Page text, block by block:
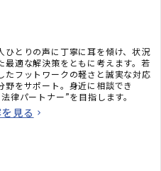
ひとりの声に丁寧に耳を傾け、状況
最適な解決策をともに考えます。若
たフットワークの軽さと誠実な対応
野をサポート。身近に相談でき
律パートナー”を目指します。
見る